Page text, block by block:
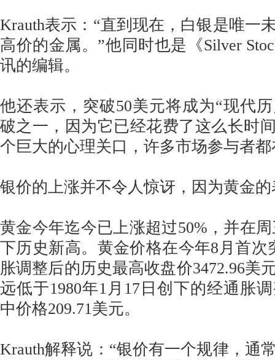
Krauth表示：“直到现在，白银是唯一
高价的金属。”他同时也是《Silver
讯的编辑。
他还表示，突破50美元将成为“现代
破之一，因为它已经花费了这么长时
个巨大的心理关口，许多市场参与者都
银价的上涨并不令人惊讶，因为黄金
黄金今年迄今已上涨超过50%，并在
下历史新高。黄金价格在今年8月首次
胀调整后的历史最高收盘价3472.96美
远低于1980年1月17日创下的经通胀
中价格209.71美元。
Krauth解释说：“银价有一个规律，通